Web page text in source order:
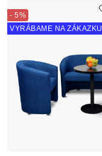
- 5%
VYRÁBAME NA ZÁKAZKU